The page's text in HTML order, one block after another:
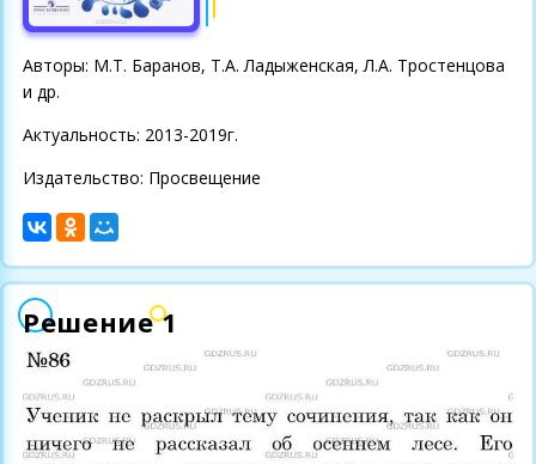
Авторы: М.Т. Баранов, Т.А. Ладыженская, Л.А. Тростенцова
и др.
Актуальность: 2013-2019г.
Издательство: Просвещение
Решение 1